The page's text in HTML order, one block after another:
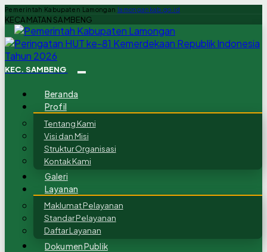
Pemerintah Kabupaten Lamongan lamongankab.go.id
KECAMATAN SAMBENG
KEC. SAMBENG
Beranda
Profil
Tentang Kami
Visi dan Misi
Struktur Organisasi
Kontak Kami
Galeri
Layanan
Maklumat Pelayanan
Standar Pelayanan
Daftar Layanan
Dokumen Publik